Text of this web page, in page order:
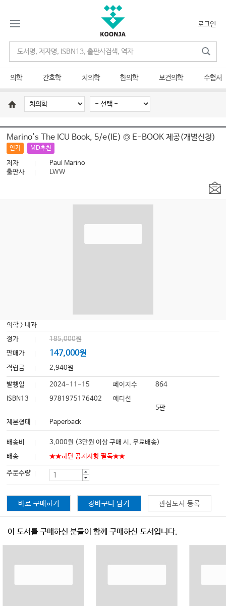
로그인
의학 간호학 치의학 한의학 보건의학 수험서
Marino`s The ICU Book, 5/e(IE) ◎ E-BOOK 제공(개별신청)
인기 MD추천
저자
Paul Marino
출판사
LWW
의학 >내과
정가
185,000원
판매가
147,000원
적립금 2,940원
발행일 2024-11-15 페이지수
864
ISBN13
9781975176402
에디션
5판
제본형태
Paperback
배송비
3,000원 (3만원 이상 구매 시, 무료배송)
배송
★★하단 공지사항 필독★★
주문수량
바로 구매하기 장바구니 담기 관심도서 등록
이 도서를 구매하신 분들이 함께 구매하신 도서입니다.